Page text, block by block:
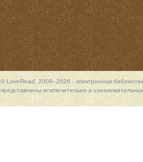
© LoveRead, 2009–2026 - электронная
представлены исключительно в